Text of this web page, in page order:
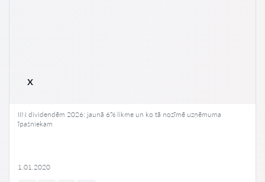
x
IIN dividendēm 2026: jaunā 6% likme un ko tā nozīmē uzņēmuma
īpašniekam
1.01.2020